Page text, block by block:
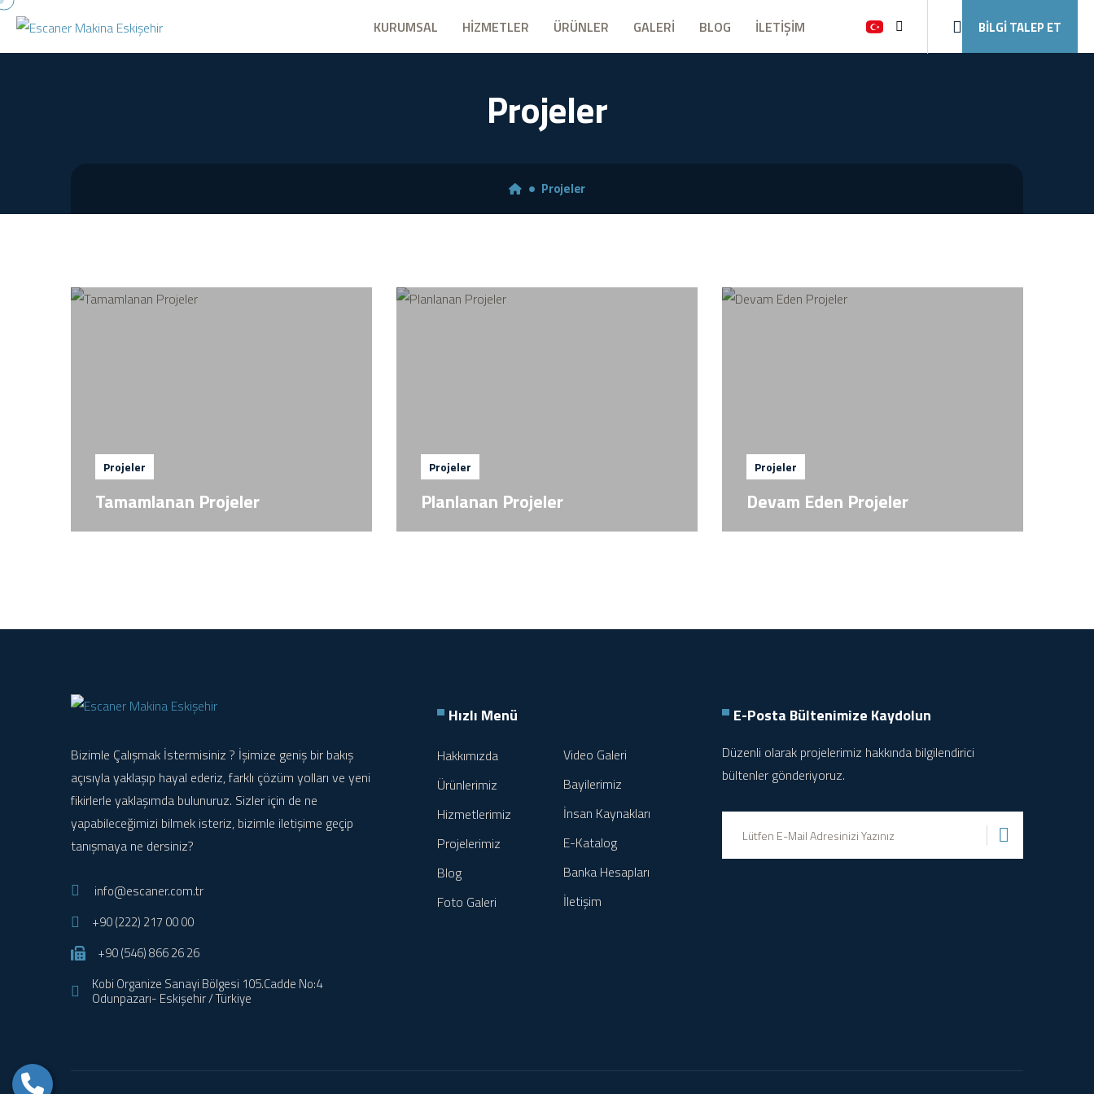
KURUMSAL HİZMETLER ÜRÜNLER GALERİ BLOG İLETİŞİM
Ara BİLGİ TALEP ET
Projeler
Projeler
Projeler
Tamamlanan Projeler
Projeler
Planlanan Projeler
Projeler
Devam Eden Projeler
Bizimle Çalışmak İstermisiniz ? İşimize geniş bir bakış
açısıyla yaklaşıp hayal ederiz, farklı çözüm yolları ve yeni
fikirlerle yaklaşımda bulunuruz. Sizler için de ne
yapabileceğimizi bilmek isteriz, bizimle iletişime geçip
tanışmaya ne dersiniz?
info@escaner.com.tr
+90 (222) 217 00 00
+90 (546) 866 26 26
Kobi Organize Sanayi Bölgesi 105.Cadde No:4
Odunpazarı- Eskişehir / Türkiye
Hızlı Menü
Hakkımızda
Ürünlerimiz
Hizmetlerimiz
Projelerimiz
Blog
Foto Galeri
Video Galeri
Bayilerimiz
İnsan Kaynakları
E-Katalog
Banka Hesapları
İletişim
E-Posta Bültenimize Kaydolun
Düzenli olarak projelerimiz hakkında bilgilendirici
bültenler gönderiyoruz.
Gönder